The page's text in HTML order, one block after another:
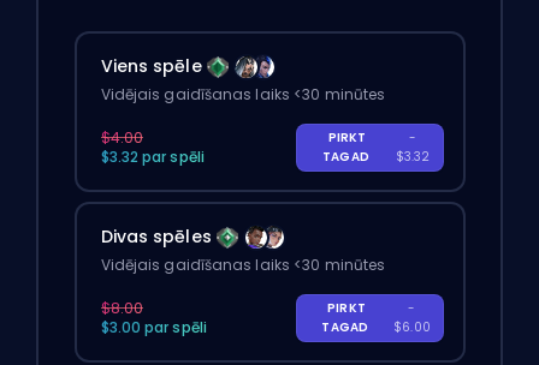
Viens spēle
Vidējais gaidīšanas laiks <30 minūtes
$4.00
$3.32 par spēli
PIRKT
TAGAD
-
$3.32
Divas spēles
Vidējais gaidīšanas laiks <30 minūtes
$8.00
$3.00 par spēli
PIRKT
TAGAD
-
$6.00